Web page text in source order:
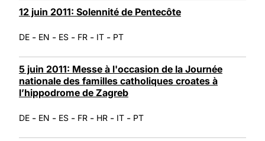
12 juin 2011: Solennité de Pentecôte
DE - EN - ES - FR - IT - PT
5 juin 2011: Messe à l'occasion de la Journée
nationale des familles catholiques croates à
l’hippodrome de Zagreb
DE - EN - ES - FR - HR - IT - PT